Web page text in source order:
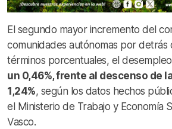
El segundo mayor incremento del
comunidades autónomas por detrás
términos porcentuales, el desempleo
un 0,46%, frente al descenso de
1,24%, según los datos hechos
el Ministerio de Trabajo y Economía
Vasco.